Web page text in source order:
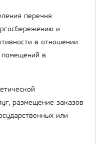
перечня
и
в отношении
помещений в
размещение заказов
или